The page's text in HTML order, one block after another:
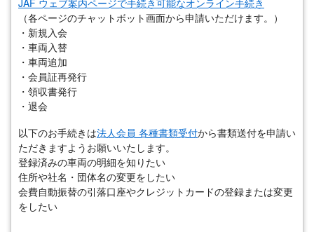
JAF ウェブ案内ページで手続き可能なオンライン手続き
（各ページのチャットボット画面から申請いただけます。）
・新規入会
・車両入替
・車両追加
・会員証再発行
・領収書発行
・退会
以下のお手続きは法人会員 各種書類受付から書類送付を申請い
ただきますようお願いいたします。
登録済みの車両の明細を知りたい
住所や社名・団体名の変更をしたい
会費自動振替の引落口座やクレジットカードの登録または変更
をしたい